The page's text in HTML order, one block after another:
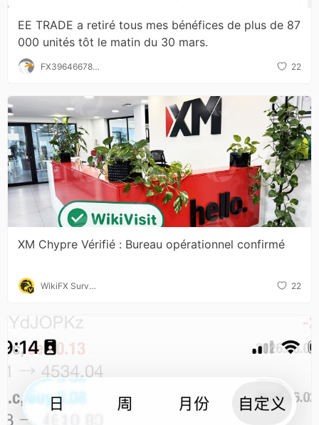
EE TRADE a retiré tous mes bénéfices de plus de 87
000 unités tôt le matin du 30 mars.
FX396466786
22
XM Chypre Vérifié : Bureau opérationnel confirmé
WikiFX Surve
22